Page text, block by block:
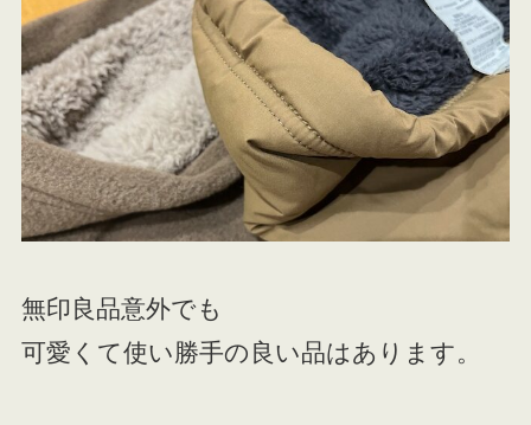
無印良品意外でも
可愛くて使い勝手の良い品はあります。